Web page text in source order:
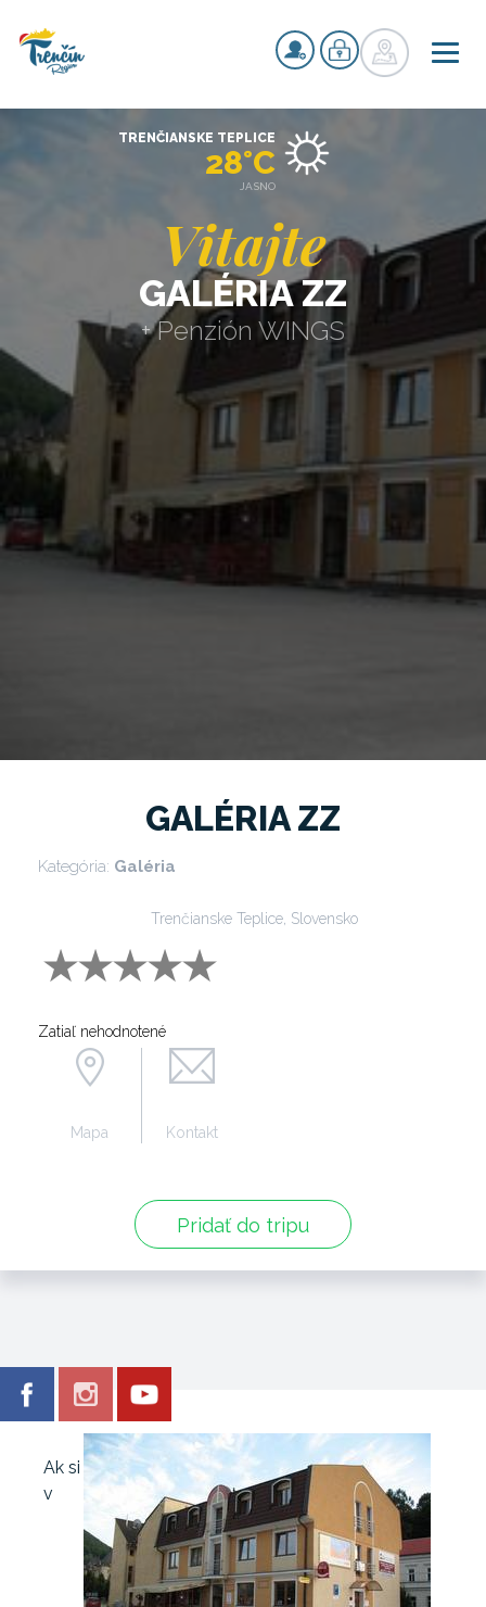
Vitajte
GALÉRIA ZZ
+ Penzión WINGS
TRENČIANSKE TEPLICE
28°C
JASNO
GALÉRIA ZZ
Kategória: Galéria
Trenčianske Teplice, Slovensko
Zatiaľ nehodnotené
Pridať do tripu
Mapa Kontakt
Ak si
v